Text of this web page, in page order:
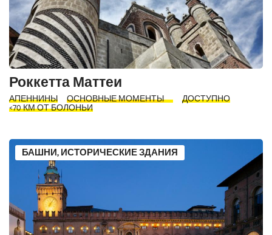
Роккетта Маттеи
АПЕННИНЫ ОСНОВНЫЕ МОМЕНТЫ
ДОСТУПНО
<70 КМ ОТ БОЛОНЬИ
БАШНИ, ИСТОРИЧЕСКИЕ ЗДАНИЯ